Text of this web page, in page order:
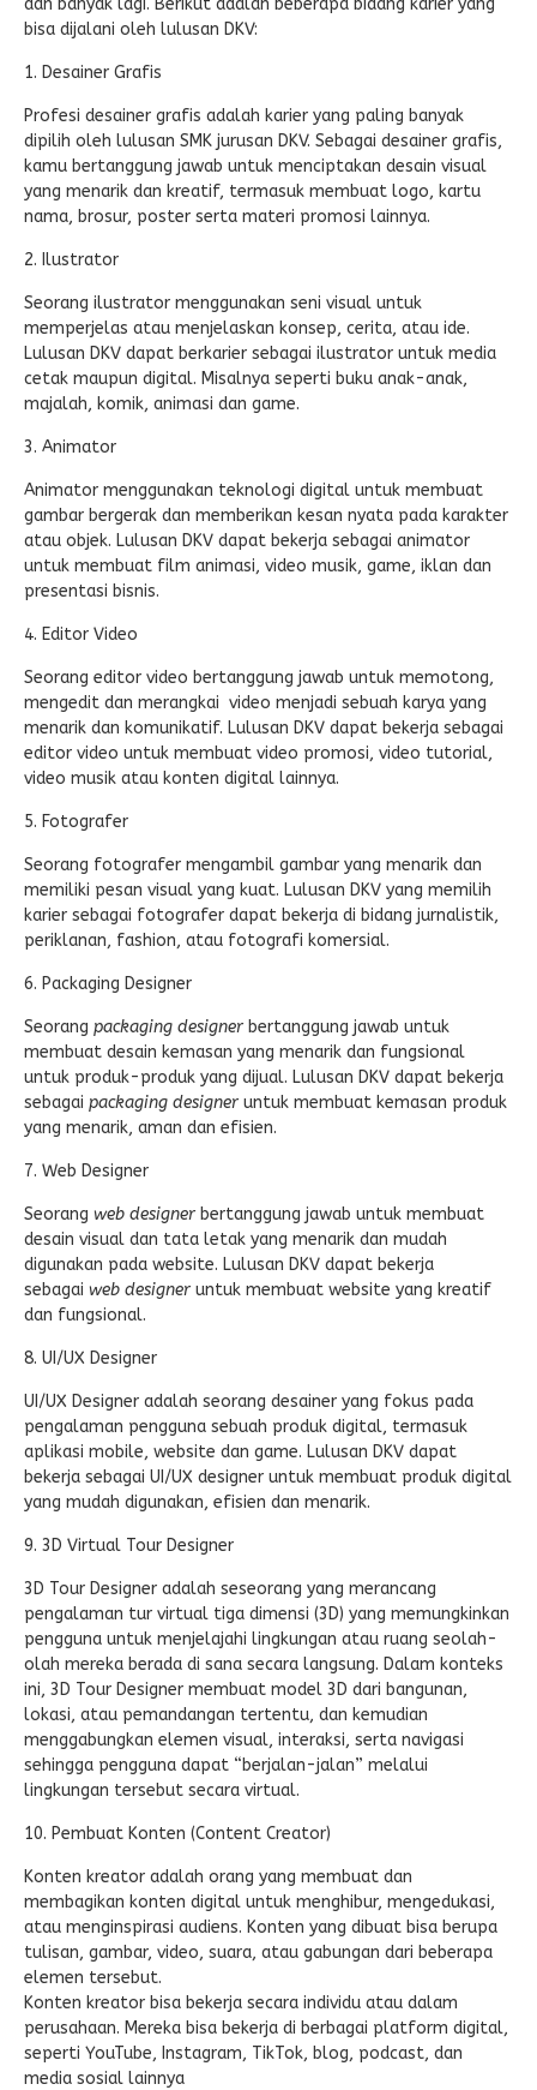
dan banyak lagi. Berikut adalah beberapa bidang karier yang
bisa dijalani oleh lulusan DKV:
1. Desainer Grafis
Profesi desainer grafis adalah karier yang paling banyak
dipilih oleh lulusan SMK jurusan DKV. Sebagai desainer grafis,
kamu bertanggung jawab untuk menciptakan desain visual
yang menarik dan kreatif, termasuk membuat logo, kartu
nama, brosur, poster serta materi promosi lainnya.
2. Ilustrator
Seorang ilustrator menggunakan seni visual untuk
memperjelas atau menjelaskan konsep, cerita, atau ide.
Lulusan DKV dapat berkarier sebagai ilustrator untuk media
cetak maupun digital. Misalnya seperti buku anak-anak,
majalah, komik, animasi dan game.
3. Animator
Animator menggunakan teknologi digital untuk membuat
gambar bergerak dan memberikan kesan nyata pada karakter
atau objek. Lulusan DKV dapat bekerja sebagai animator
untuk membuat film animasi, video musik, game, iklan dan
presentasi bisnis.
4. Editor Video
Seorang editor video bertanggung jawab untuk memotong,
mengedit dan merangkai video menjadi sebuah karya yang
menarik dan komunikatif. Lulusan DKV dapat bekerja sebagai
editor video untuk membuat video promosi, video tutorial,
video musik atau konten digital lainnya.
5. Fotografer
Seorang fotografer mengambil gambar yang menarik dan
memiliki pesan visual yang kuat. Lulusan DKV yang memilih
karier sebagai fotografer dapat bekerja di bidang jurnalistik,
periklanan, fashion, atau fotografi komersial.
6. Packaging Designer
Seorang packaging designer bertanggung jawab untuk
membuat desain kemasan yang menarik dan fungsional
untuk produk-produk yang dijual. Lulusan DKV dapat bekerja
sebagai packaging designer untuk membuat kemasan produk
yang menarik, aman dan efisien.
7. Web Designer
Seorang web designer bertanggung jawab untuk membuat
desain visual dan tata letak yang menarik dan mudah
digunakan pada website. Lulusan DKV dapat bekerja
sebagai web designer untuk membuat website yang kreatif
dan fungsional.
8. UI/UX Designer
UI/UX Designer adalah seorang desainer yang fokus pada
pengalaman pengguna sebuah produk digital, termasuk
aplikasi mobile, website dan game. Lulusan DKV dapat
bekerja sebagai UI/UX designer untuk membuat produk digital
yang mudah digunakan, efisien dan menarik.
9. 3D Virtual Tour Designer
3D Tour Designer adalah seseorang yang merancang
pengalaman tur virtual tiga dimensi (3D) yang memungkinkan
pengguna untuk menjelajahi lingkungan atau ruang seolah-
olah mereka berada di sana secara langsung. Dalam konteks
ini, 3D Tour Designer membuat model 3D dari bangunan,
lokasi, atau pemandangan tertentu, dan kemudian
menggabungkan elemen visual, interaksi, serta navigasi
sehingga pengguna dapat “berjalan-jalan” melalui
lingkungan tersebut secara virtual.
10. Pembuat Konten (Content Creator)
Konten kreator adalah orang yang membuat dan
membagikan konten digital untuk menghibur, mengedukasi,
atau menginspirasi audiens. Konten yang dibuat bisa berupa
tulisan, gambar, video, suara, atau gabungan dari beberapa
elemen tersebut.
Konten kreator bisa bekerja secara individu atau dalam
perusahaan. Mereka bisa bekerja di berbagai platform digital,
seperti YouTube, Instagram, TikTok, blog, podcast, dan
media sosial lainnya